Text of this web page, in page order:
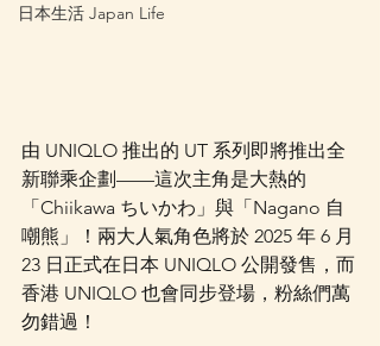
日本生活 Japan Life
由 UNIQLO 推出的 UT 系列即將推出全
新聯乘企劃——這次主角是大熱的
「Chiikawa ちいかわ」與「Nagano 自
嘲熊」！兩大人氣角色將於 2025 年 6 月
23 日正式在日本 UNIQLO 公開發售，而
香港 UNIQLO 也會同步登場，粉絲們萬
勿錯過！